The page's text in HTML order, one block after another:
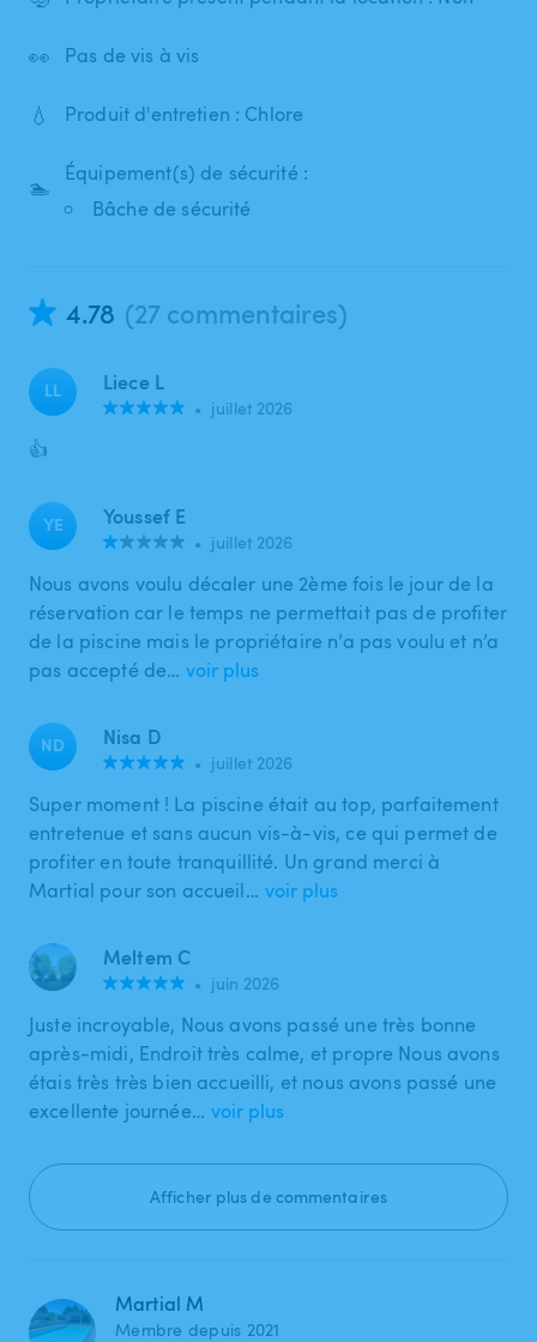
👀 Pas de vis à vis
💧 Produit d'entretien : Chlore
🏊
Équipement(s) de sécurité :
Bâche de sécurité
4.78 (27 commentaires)
LL Liece L
• juillet 2026
👍
YE Youssef E
• juillet 2026
Nous avons voulu décaler une 2ème fois le jour de la
réservation car le temps ne permettait pas de profiter
de la piscine mais le propriétaire n’a pas voulu et n’a
pas accepté de… voir plus
ND Nisa D
• juillet 2026
Super moment ! La piscine était au top, parfaitement
entretenue et sans aucun vis-à-vis, ce qui permet de
profiter en toute tranquillité. Un grand merci à
Martial pour son accueil… voir plus
Meltem C
• juin 2026
Juste incroyable, Nous avons passé une très bonne
après-midi, Endroit très calme, et propre Nous avons
étais très très bien accueilli, et nous avons passé une
excellente journée… voir plus
Afficher plus de commentaires
Martial M
Membre depuis 2021